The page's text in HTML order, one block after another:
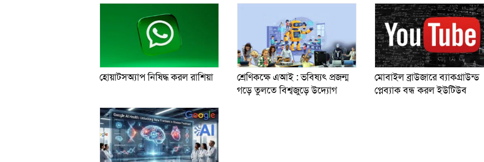
হোয়াটসঅ্যাপ নিষিদ্ধ করল রাশিয়া
শ্রেণিকক্ষে এআই : ভবিষ্যৎ প্রজন্ম
গড়ে তুলতে বিশ্বজুড়ে উদ্যোগ
মোবাইল ব্রাউজারে ব্যাকগ্রাউন্ড
প্লেব্যাক বন্ধ করল ইউটিউব